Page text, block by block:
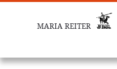
MARIA REITER